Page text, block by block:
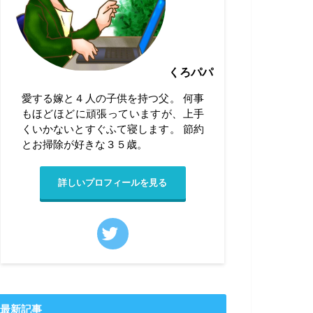
くろパパ
愛する嫁と４人の子供を持つ父。 何事
もほどほどに頑張っていますが、上手
くいかないとすぐふて寝します。 節約
とお掃除が好きな３５歳。
詳しいプロフィールを見る
最新記事